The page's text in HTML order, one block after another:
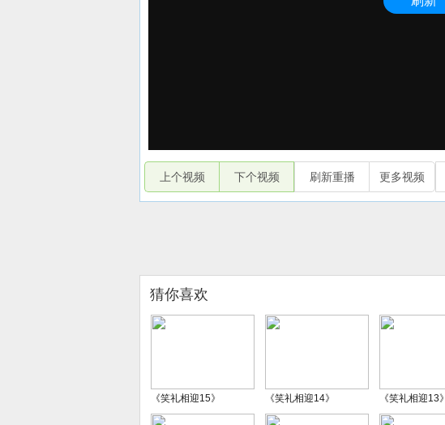
上个视频 下个视频 刷新重播 更多视频
猜你喜欢
《笑礼相迎15》 《笑礼相迎14》 《笑礼相迎13》